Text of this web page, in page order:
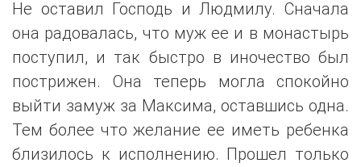
Не оставил Господь и Людмилу. Сначала
она радовалась, что муж ее и в монастырь
поступил, и так быстро в иночество был
пострижен. Она теперь могла спокойно
выйти замуж за Максима, оставшись одна.
Тем более что желание ее иметь ребенка
близилось к исполнению. Прошел только